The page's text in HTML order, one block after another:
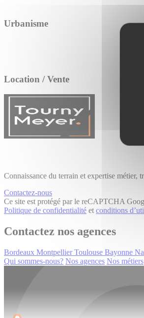
Urbanisme
Location / Vente
Connaissance du terrain et expertise
Contactez-nous
Ce site est protégé par le reCAPTCHA
Politique de confidentialité et conditions
Contactez nos agences
Bordeaux Montpellier Toulouse Bayonne
Qui sommes-nous? Nos agences Nos métiers